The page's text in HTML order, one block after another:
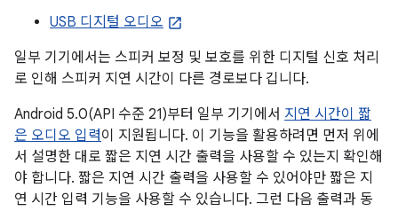
USB 디지털 오디오
일부 기기에서는 스피커 보정 및 보호를 위한 디지털 신호 처리
로 인해 스피커 지연 시간이 다른 경로보다 깁니다.
Android 5.0(API 수준 21)부터 일부 기기에서 지연 시간이 짧
은 오디오 입력이 지원됩니다. 이 기능을 활용하려면 먼저 위에
서 설명한 대로 짧은 지연 시간 출력을 사용할 수 있는지 확인해
야 합니다. 짧은 지연 시간 출력을 사용할 수 있어야만 짧은 지
연 시간 입력 기능을 사용할 수 있습니다. 그런 다음 출력과 동